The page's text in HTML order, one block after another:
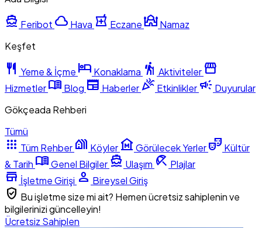
directions_boat Feribot cloud Hava local_pharmacy EczanemosqueNamaz
Keşfet
restaurant Yeme & İçme hotel Konaklama hiking Aktiviteler storefront
Hizmetlermenu_book Blog newspaper Haberler celebrationEtkinlikler campaign Duyurular
Gökçeada Rehberi
Tümü
apps Tüm Rehber holiday_village Köyler museum Görülecek Yerlertheater_comedy Kültür
& Tarih menu_bookGenel Bilgiler directions_boat Ulaşım beach_access Plajlar
store İşletme Girişi person Bireysel Giriş
verified_user Bu işletme size mi ait? Hemen ücretsiz sahiplenin ve
bilgilerinizi güncelleyin!
Ücretsiz Sahiplen